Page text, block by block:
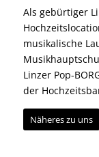
Als gebürtiger
musikalische
Linzer Pop-
der
Näheres zu uns